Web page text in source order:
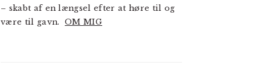
– skabt af en længsel efter at høre til og
være til gavn.OM MIG